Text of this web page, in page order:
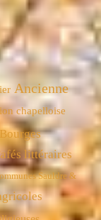
Ancienne
chapelloise
Bourges
littéraires
Sauldre &